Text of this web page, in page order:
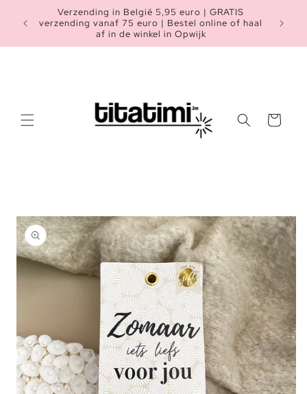
naar de
content
Verzending in België 5,95 euro | GRATIS
verzending vanaf 75 euro | Bestel online of haal
af in de winkel in Opwijk
Heb je
Winkelwagen
direct naar